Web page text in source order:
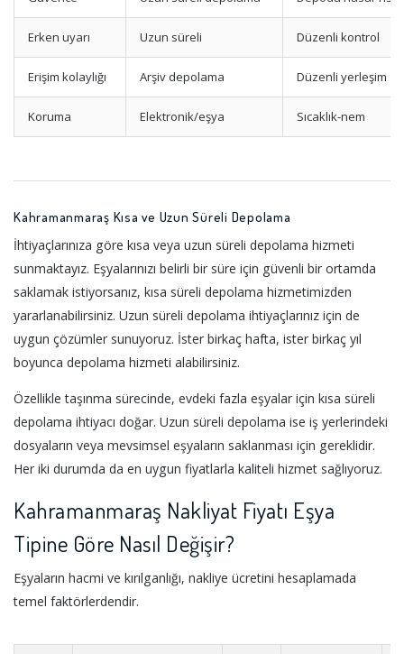
Erken uyarı Uzun süreli Düzenli kontrol
Erişim kolaylığı Arşiv depolama Düzenli yerleşim
Koruma Elektronik/eşya Sıcaklık-nem
Kahramanmaraş Kısa ve Uzun Süreli Depolama
İhtiyaçlarınıza göre kısa veya uzun süreli depolama hizmeti
sunmaktayız. Eşyalarınızı belirli bir süre için güvenli bir ortamda
saklamak istiyorsanız, kısa süreli depolama hizmetimizden
yararlanabilirsiniz. Uzun süreli depolama ihtiyaçlarınız için de
uygun çözümler sunuyoruz. İster birkaç hafta, ister birkaç yıl
boyunca depolama hizmeti alabilirsiniz.
Özellikle taşınma sürecinde, evdeki fazla eşyalar için kısa süreli
depolama ihtiyacı doğar. Uzun süreli depolama ise iş yerlerindeki
dosyaların veya mevsimsel eşyaların saklanması için gereklidir.
Her iki durumda da en uygun fiyatlarla kaliteli hizmet sağlıyoruz.
Kahramanmaraş Nakliyat Fiyatı Eşya
Tipine Göre Nasıl Değişir?
Eşyaların hacmi ve kırılganlığı, nakliye ücretini hesaplamada
temel faktörlerdendir.